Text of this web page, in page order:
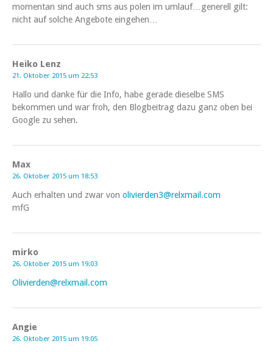
momentan sind auch sms aus polen im umlauf…generell gilt:
nicht auf solche Angebote eingehen…
Heiko Lenz
21. Oktober 2015 um 22:53
Hallo und danke für die Info, habe gerade dieselbe SMS
bekommen und war froh, den Blogbeitrag dazu ganz oben bei
Google zu sehen.
Max
26. Oktober 2015 um 18:53
Auch erhalten und zwar von olivierden3@relxmail.com
mfG
mirko
26. Oktober 2015 um 19:03
Olivierden@relxmail.com
Angie
26. Oktober 2015 um 19:05